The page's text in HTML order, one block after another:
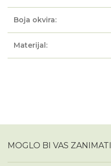
Boja okvira:
Materijal:
MOGLO BI VAS ZANIMATI